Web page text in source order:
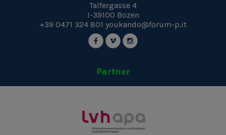
Talfergasse 4
I-39100 Bozen
+39 0471 324 801 youkando@forum-p.it
Partner